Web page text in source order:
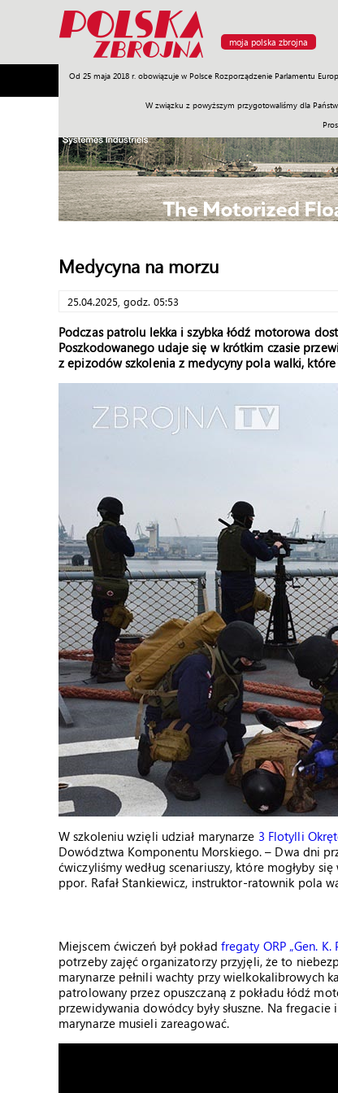
moja polska zbrojna
Od 25 maja 2018 r. obowiązuje w Polsce Rozporządzenie Parlamentu
W związku z powyższym przygotowaliśmy dla
Armia Poligon Sprzęt Misje Polityka
Medycyna na morzu
25.04.2025, godz. 05:53
Podczas patrolu lekka i szybka łódź motorowa
Poszkodowanego udaje się w krótkim czasie
z epizodów szkolenia z medycyny pola walki, które
W szkoleniu wzięli udział marynarze 3 Flotylli
Dowództwa Komponentu Morskiego. – Dwa dni
ćwiczyliśmy według scenariuszy, które mogłyby
ppor. Rafał Stankiewicz, instruktor-ratownik pola
Miejscem ćwiczeń był pokład fregaty ORP „Gen. K.
potrzeby zajęć organizatorzy przyjęli, że to
marynarze pełnili wachty przy wielkokalibrowych
patrolowany przez opuszczaną z pokładu łódź
przewidywania dowódcy były słuszne. Na
marynarze musieli zareagować.